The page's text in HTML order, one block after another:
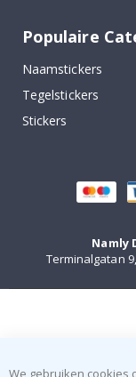
Populaire
Naamstickers
Tegelstickers
Stickers
Namly
Terminalgatan
We gebruiken cookies